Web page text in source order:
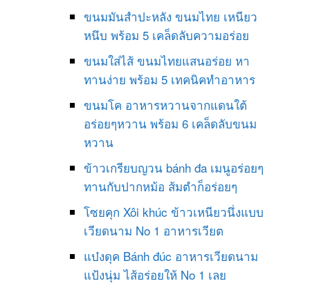
ขนมมันสำปะหลัง ขนมไทย เหนียว
หนึบ พร้อม 5 เคล็ดลับความอร่อย
ขนมใส่ไส้ ขนมไทยแสนอร่อย หา
ทานง่าย พร้อม 5 เทคนิคทำอาหาร
ขนมโค อาหารหวานจากแดนใต้
อร่อยๆหวาน พร้อม 6 เคล็ดลับขนม
หวาน
ข้าวเกรียบญวน bánh đa เมนูอร่อยๆ
ทานกับปากหม้อ ส้มตำก็อร่อยๆ
โซยคุก Xôi khúc ข้าวเหนียวนึ่งแบบ
เวียดนาม No 1 อาหารเวียต
แบ๋งดุค Bánh đúc อาหารเวียดนาม
แป้งนุ่ม ไส้อร่อยให้ No 1 เลย